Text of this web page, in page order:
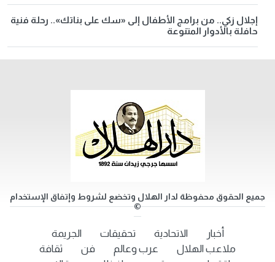
إجلال زكي.. من برامج الأطفال إلى «سك على بناتك».. رحلة فنية
حافلة بالأدوار المتنوعة
جميع الحقوق محفوظة لدار الهلال وتخضع لشروط وإتفاق الإستخدام
©
أخبار الاتحادية تحقيقات
الجريمة
ملاعب الهلال
عرب وعالم فن
ثقافة